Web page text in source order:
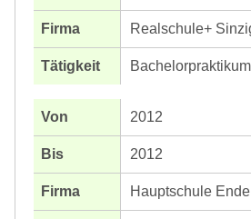
Realschule+
Bachelorpraktikum
2012
2012
Hauptschule